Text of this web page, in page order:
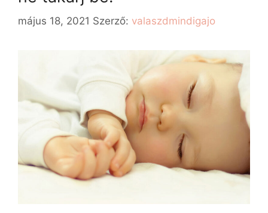
május 18, 2021 Szerző: valaszdmindigajo